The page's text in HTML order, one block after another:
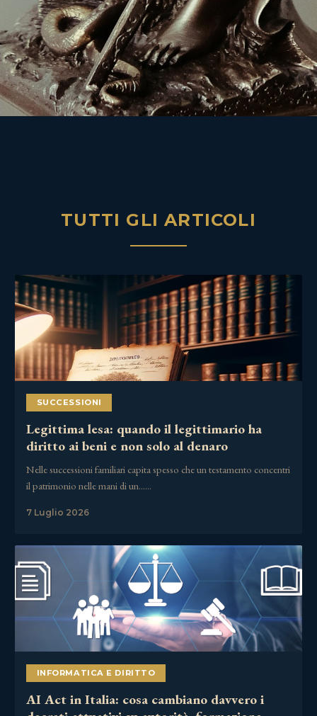
TUTTI GLI ARTICOLI
SUCCESSIONI
Legittima lesa: quando il legittimario ha
diritto ai beni e non solo al denaro
Nelle successioni familiari capita spesso che un testamento concentri
il patrimonio nelle mani di un……
7 Luglio 2026
INFORMATICA E DIRITTO
AI Act in Italia: cosa cambiano davvero i